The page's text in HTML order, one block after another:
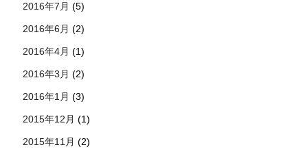
2016年7月 (5)
2016年6月 (2)
2016年4月 (1)
2016年3月 (2)
2016年1月 (3)
2015年12月 (1)
2015年11月 (2)